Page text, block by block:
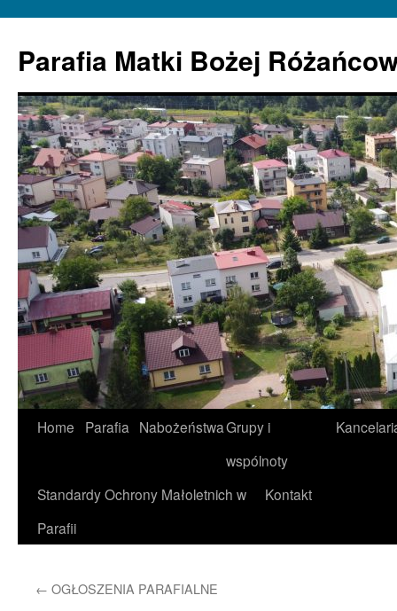
Parafia Matki Bożej
Home Parafia NabożeństwaGrupy i
wspólnoty
Standardy Ochrony Małoletnich w
Parafii
Kontakt
← OGŁOSZENIA PARAFIALNE